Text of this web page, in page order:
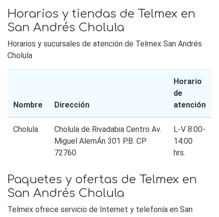
Horarios y tiendas de Telmex en
San Andrés Cholula
Horarios y sucursales de atención de Telmex San Andrés
Cholula
Nombre Dirección
Horario
de
atención
Cholula
Cholula de Rivadabia Centro Av.
Miguel AlemÁn 301 P.B. CP
72760
L-V 8:00-
14:00
hrs.
Paquetes y ofertas de Telmex en
San Andrés Cholula
Telmex ofrece servicio de Internet y telefonía en San